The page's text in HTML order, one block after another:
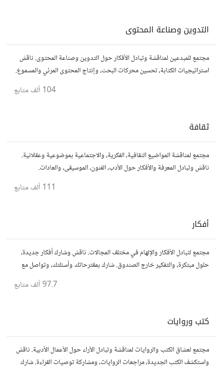
التدوين وصناعة المحتوى
مجتمع للمبدعين لمناقشة وتبادل الأفكار حول التدوين وصناعة المحتوى. ناقش
استراتيجيات الكتابة، تحسين محركات البحث، وإنتاج المحتوى المرئي والمسموع.
104 ألف متابع
ثقافة
مجتمع لمناقشة المواضيع الثقافية، الفكرية، والاجتماعية بموضوعية وعقلانية.
ناقش وتبادل المعرفة والأفكار حول الأدب، الفنون، الموسيقى، والعادات.
111 ألف متابع
أفكار
مجتمع لتبادل الأفكار والإلهام في مختلف المجالات. ناقش وشارك أفكار جديدة،
حلول مبتكرة، والتفكير خارج الصندوق. شارك بمقترحاتك وأسئلتك، وتواصل مع
97.7 ألف متابع
كتب وروايات
مجتمع لعشاق الكتب والروايات لمناقشة وتبادل الآراء حول الأعمال الأدبية. ناقش
واستكشف الكتب الجديدة، مراجعات الروايات، ومشاركة توصيات القراءة. شارك